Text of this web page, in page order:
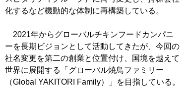
化するなど機動的な体制に再構築している。
2021年からグローバルチキンフードカンパニ
ーを長期ビジョンとして活動してきたが、今回の
社名変更を第二の創業と位置付け、国境を越えて
世界に展開する「グローバル焼鳥ファミリー
（Global YAKITORI Family）」を目指している。